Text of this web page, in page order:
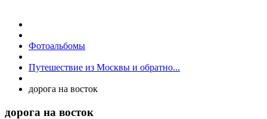
Фотоальбомы
Путешествие из Москвы и обратно...
дорога на восток
дорога на восток